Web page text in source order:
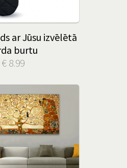
ar Jūsu izvēlētā
burtu
€ 8.99